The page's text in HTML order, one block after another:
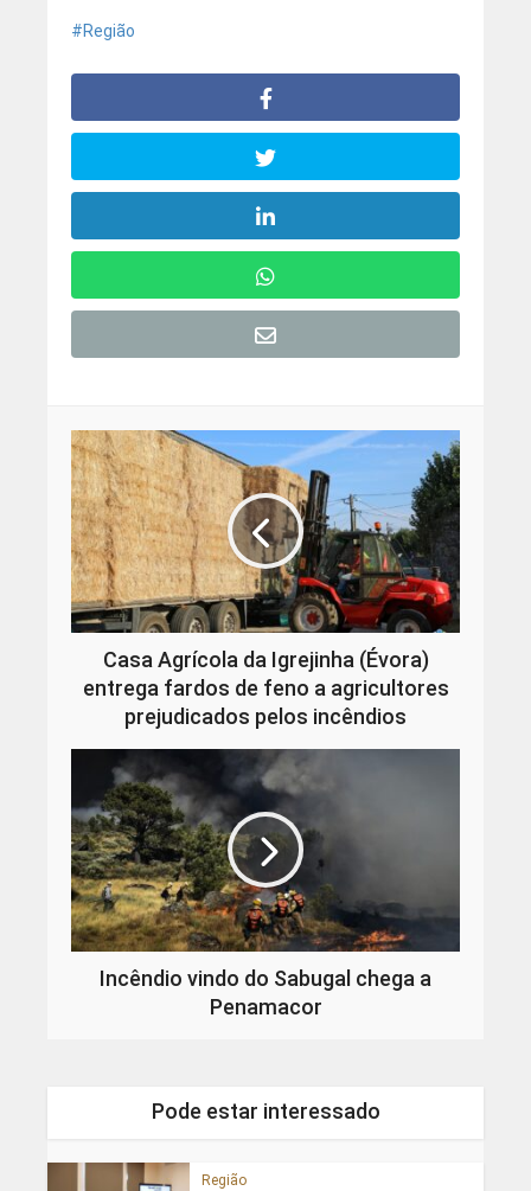
Região
Casa Agrícola da Igrejinha (Évora)
entrega fardos de feno a agricultores
prejudicados pelos incêndios
Incêndio vindo do Sabugal chega a
Penamacor
Pode estar interessado
Região